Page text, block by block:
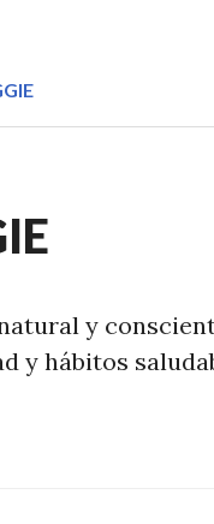
y
y hábitos